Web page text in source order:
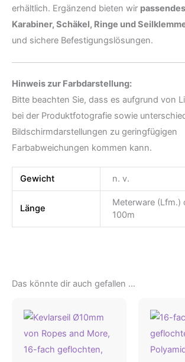
erhältlich. Ergänzend bieten wir
Karabiner, Schäkel, Ringe und
und sichere Befestigungslösungen.
Hinweis zur Farbdarstellung:
Bitte beachten Sie, dass es aufgrund von
bei der Produktfotografie sowie
Bildschirmdarstellungen zu geringfügigen
Farbabweichungen kommen kann.
Gewicht n. v.
Länge
Meterware (Lfm.)
100m
Das könnte dir auch gefallen …